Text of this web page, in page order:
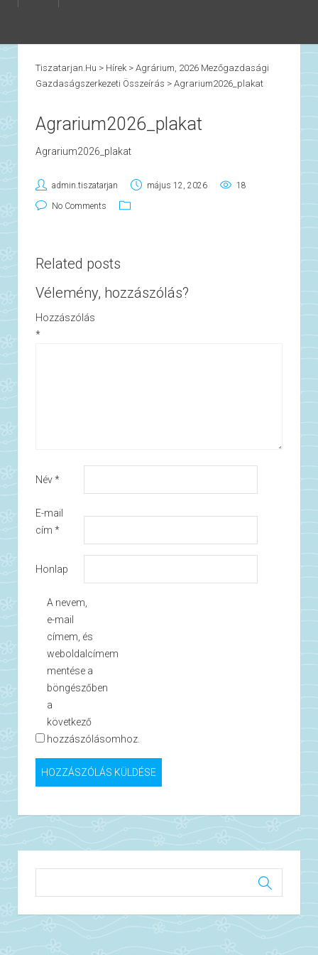
Tiszatarjan.hu > Hírek> Agrárium, 2026 Mezőgazdasági
Gazdaságszerkezeti Összeírás > Agrarium2026_plakat
Agrarium2026_plakat
Agrarium2026_plakat
admin.tiszatarjan május 12, 2026 18
No Comments
Related posts
Vélemény, hozzászólás?
Hozzászólás
*
Név*
E-mail
cím *
Honlap
A nevem,
e-mail
címem, és
weboldalcímem
mentése a
böngészőben
a
következő
hozzászólásomhoz.